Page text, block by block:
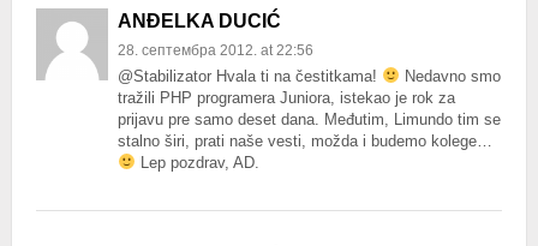
ANĐELKA DUCIĆ
28. септембра 2012. at 22:56
@Stabilizator Hvala ti na čestitkama!
Nedavno smo
tražili PHP programera Juniora, istekao je rok za
prijavu pre samo deset dana. Međutim, Limundo tim se
stalno širi, prati naše vesti, možda i budemo kolege…
Lep pozdrav, AD.